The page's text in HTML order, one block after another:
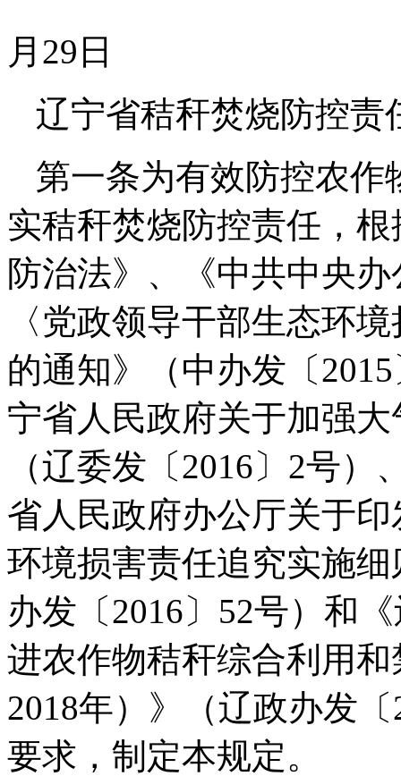
月29日
辽宁省秸秆焚烧防控责
第一条为有效防控农作
实秸秆焚烧防控责任，
防治法》、《中共中央
〈党政领导干部生态环
的通知》（中办发〔
宁省人民政府关于加强
（辽委发〔2016〕2号
省人民政府办公厅关于
环境损害责任追究实施
办发〔2016〕52号）和
进农作物秸秆综合利用
2018年）》（辽政办发
要求，制定本规定。